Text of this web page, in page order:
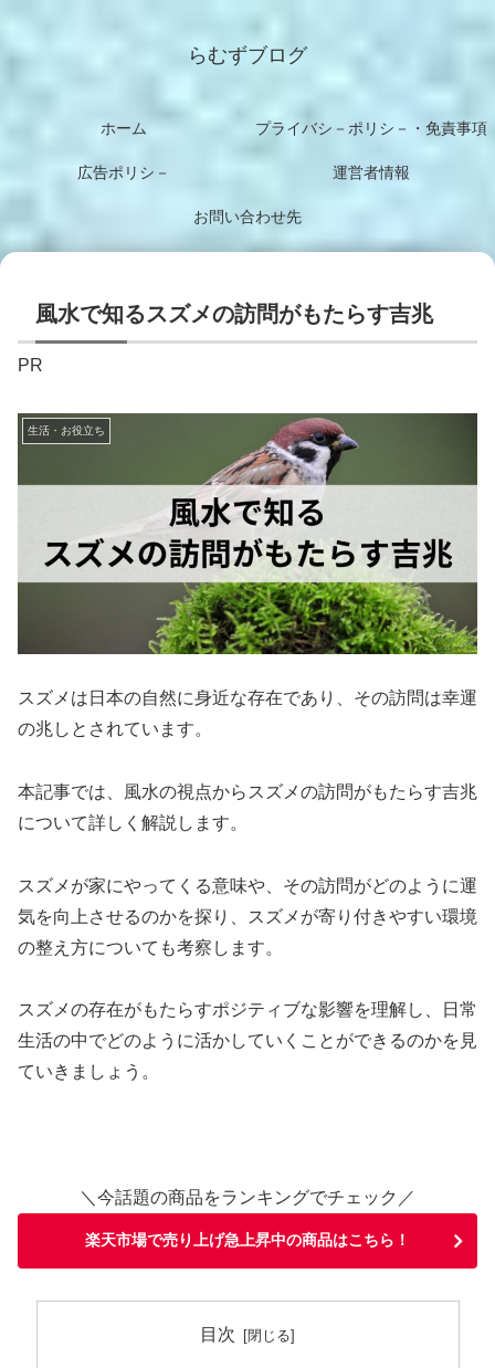
らむずブログ
ホーム プライバシ－ポリシ－・免責事項
広告ポリシ－ 運営者情報
お問い合わせ先
風水で知るスズメの訪問がもたらす吉兆
PR
生活・お役立ち
スズメは日本の自然に身近な存在であり、その訪問は幸運
の兆しとされています。
本記事では、風水の視点からスズメの訪問がもたらす吉兆
について詳しく解説します。
スズメが家にやってくる意味や、その訪問がどのように運
気を向上させるのかを探り、スズメが寄り付きやすい環境
の整え方についても考察します。
スズメの存在がもたらすポジティブな影響を理解し、日常
生活の中でどのように活かしていくことができるのかを見
ていきましょう。
＼今話題の商品をランキングでチェック／
楽天市場で売り上げ急上昇中の商品はこちら！
目次